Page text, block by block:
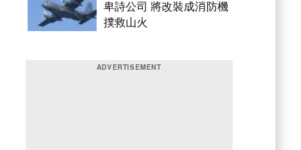
卑詩公司 將改裝成消防機
撲救山火